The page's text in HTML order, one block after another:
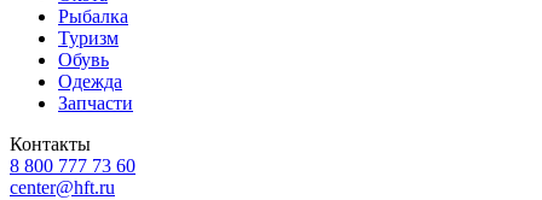
Рыбалка
Туризм
Обувь
Одежда
Запчасти
Контакты
8 800 777 73 60
center@hft.ru